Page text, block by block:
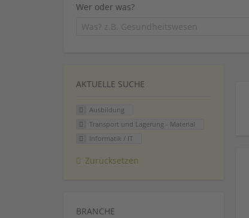
Wer oder was?
AKTUELLE SUCHE
Ausbildung
Transport und Lagerung - Material
Informatik / IT
Zurücksetzen
BRANCHE